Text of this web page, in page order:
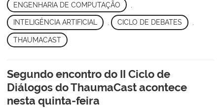
ENGENHARIA DE COMPUTAÇÃO
INTELIGÊNCIA ARTIFICIAL , CICLO DE DEBATES ,
THAUMACAST
Segundo encontro do II Ciclo de
Diálogos do ThaumaCast acontece
nesta quinta-feira